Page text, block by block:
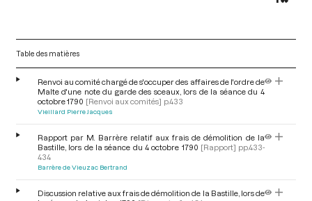
Table des matières
Renvoi au comité chargé de s'occuper des affaires de l'ordre de
Malte d'une note du garde des sceaux, lors de la séance du 4
octobre 1790 [Renvoi aux comités] p.433
Vieillard Pierre Jacques
Rapport par M. Barrère relatif aux frais de démolition de la
Bastille, lors de la séance du 4 octobre 1790 [Rapport] pp.433-
434
Barrère de Vieuzac Bertrand
Discussion relative aux frais de démolition de la Bastille, lors de